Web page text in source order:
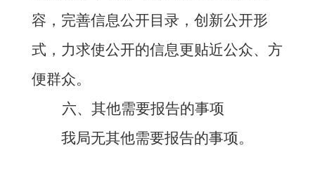
容，完善信息公开目录，创新公开形
式，力求使公开的信息更贴近公众、方
便群众。
六、 其他需要报告的事项
我局无其他需要报告的事项。